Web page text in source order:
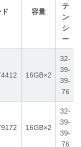
容量
テ
ン
シ
ー
16GB×2
32-
39-
39-
76
16GB×2
32-
39-
39-
76